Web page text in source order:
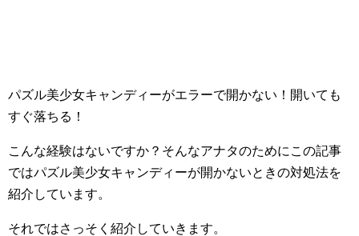
パズル美少女キャンディーがエラーで開かない！開いても
すぐ落ちる！
こんな経験はないですか？そんなアナタのためにこの記事
ではパズル美少女キャンディーが開かないときの対処法を
紹介しています。
それではさっそく紹介していきます。